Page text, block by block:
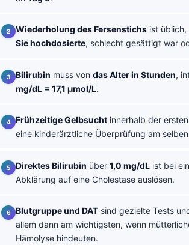
Wiederholung des Fersenstichs ist
Sie hochdosierte, schlecht gesättigt war
Bilirubin muss von das Alter in Stunden,
mg/dL = 17,1 µmol/L.
Frühzeitige Gelbsucht innerhalb der ersten
eine kinderärztliche Überprüfung am
Direktes Bilirubin über 1,0 mg/dL ist bei
Abklärung auf eine Cholestase auslösen.
Blutgruppe und DAT sind gezielte Tests
allem dann am wichtigsten, wenn
Hämolyse hindeuten.